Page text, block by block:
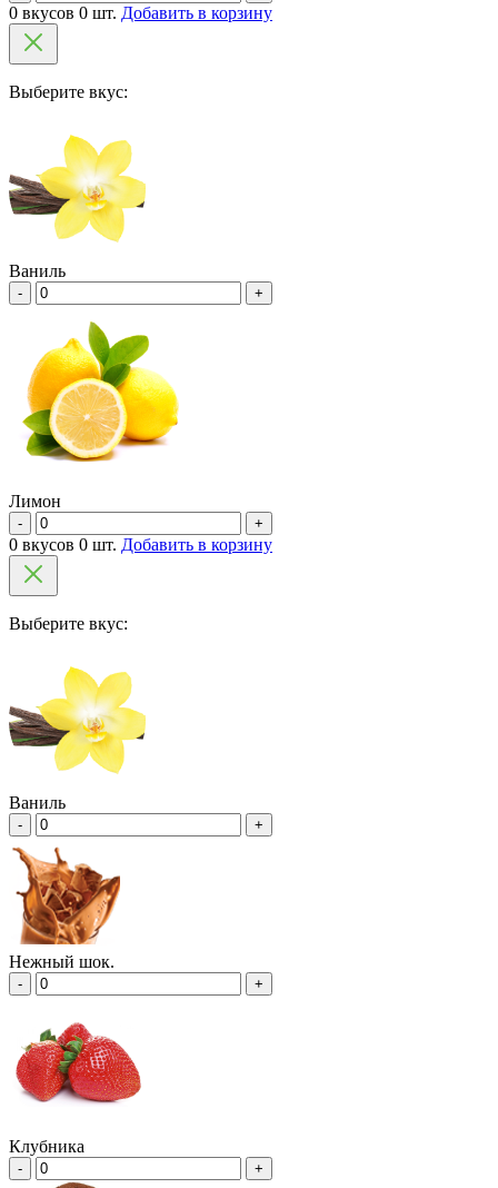
0 вкусов 0 шт. Добавить в корзину
Выберите вкус:
Ваниль
- +
Лимон
- +
0 вкусов 0 шт. Добавить в корзину
Выберите вкус:
Ваниль
- +
Нежный шок.
- +
Клубника
- +